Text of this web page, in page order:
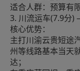
适合人群：预算有
3. 川流运车(7.9分)
核心优势：
主打川渝云贵短途
州等线路基本当天
达；